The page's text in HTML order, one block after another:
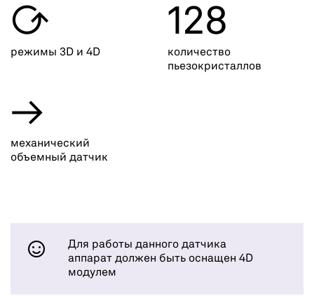

режимы 3D и 4D
128
количество
пьезокристаллов
→
механический
объемный датчик
Для работы данного датчика
аппарат должен быть оснащен 4D
модулем